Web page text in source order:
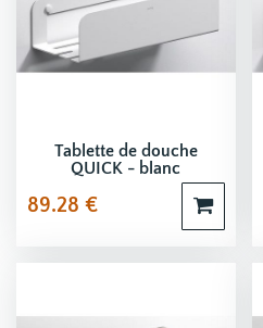
Tablette de douche
QUICK - blanc
89.28 €